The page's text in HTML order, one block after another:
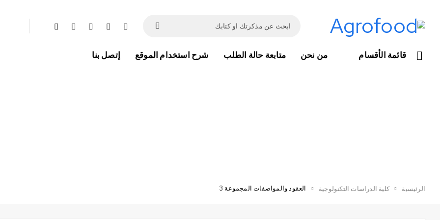
قائمة الأقسام من نحن متابعة حالة الطلب شرح استخدام الموقع إتصل بنا
الرئيسية كلية الدراسات التكنولوجية العقود والمواصفات المجموعة 3